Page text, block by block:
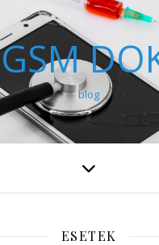
GSM
blog
ESETEK